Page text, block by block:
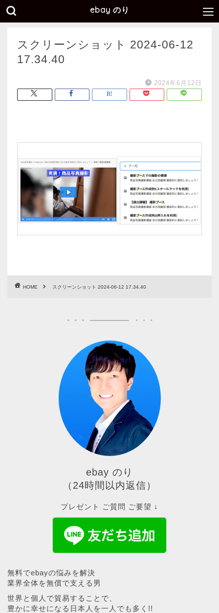
ebay のり
スクリーンショット 2024-06-12
17.34.40
2024年6月12日
HOME スクリーンショット 2024-06-12 17.34.40
ebay のり
（24時間以内返信）
プレゼント ご質問 ご要望 ↓
無料でebayの悩みを解決
業界全体を無償で支える男
世界と個人で貿易することで、
豊かに幸せになる日本人を一人でも多く!!